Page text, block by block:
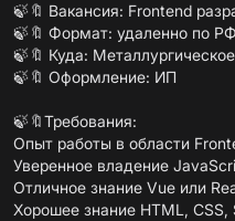
🍃🔖 Вакансия: Frontend
🍃🔖 Формат: удаленно по РФ
🍃🔖 Куда:
🍃🔖 Оформление: ИП
🍃🔖Требования:
Опыт работы в области
Уверенное владение
Отличное знание Vue или
Хорошее знание HTML, CSS,